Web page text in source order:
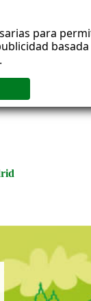
para
.